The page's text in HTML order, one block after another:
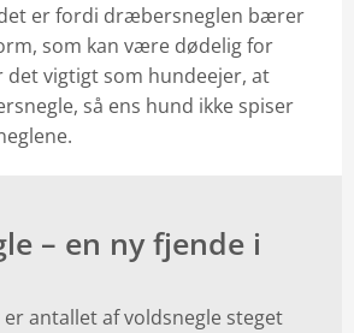
er fordi dræbersneglen bærer
som kan være dødelig for
det vigtigt som hundeejer, at
så ens hund ikke spiser
– en ny fjende i
er antallet af voldsnegle steget